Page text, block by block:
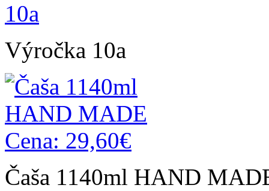
Výročka 10a
Čaša 1140ml HAND